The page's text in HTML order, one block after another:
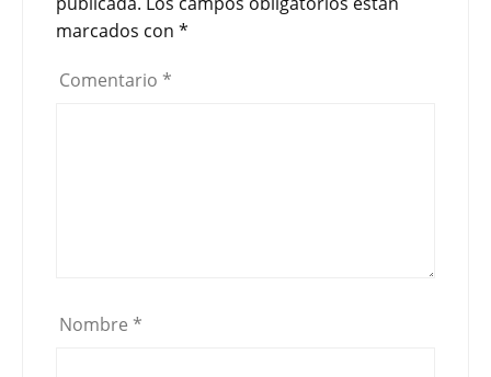
marcados con *
Comentario *
Nombre *